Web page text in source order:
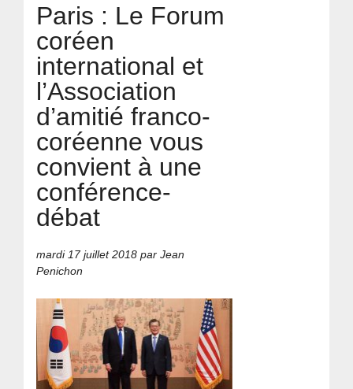
Paris : Le Forum
coréen
international et
l’Association
d’amitié franco-
coréenne vous
convient à une
conférence-
débat
mardi 17 juillet 2018 par Jean
Penichon